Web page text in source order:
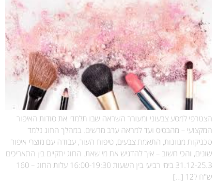
הצטרפי למסע צבעוני ומעורר השראה שבו תלמדי את סודות האיפור
המקצועי – מהבסיס ועד למראה ערב מרשים. במהלך החוג נלמד
טכניקות מגוונות, התאמת צבעים, טיפוח העור, עבודה עם מוצרי איפור
שונים, והכי חשוב – איך להדגיש את מי שאת. החוג יתקיים בין התאריכים
31.12-25.3 בימי רביעי בין השעות 16:00-19:30 עלות החוג – 160
ש"ח ל12 […]